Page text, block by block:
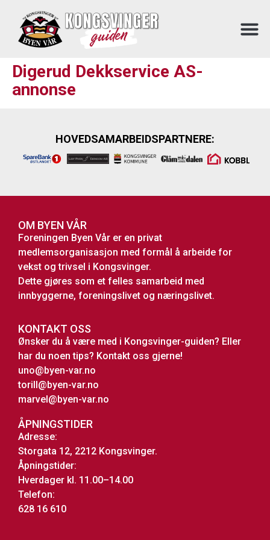
Digerud Dekkservice AS-
annonse
HOVEDSAMARBEIDSPARTNERE:
OM BYEN VÅR
Foreningen Byen Vår er en privat
medlemsorganisasjon med formål å arbeide for
vekst og trivsel i Kongsvinger.
Dette gjøres som et felles samarbeid med
innbyggerne, foreningslivet og næringslivet.
KONTAKT OSS
Ønsker du å være med i Kongsvinger-guiden? Eller
har du noen tips? Kontakt oss gjerne!
uno@byen-var.no
torill@byen-var.no
marvel@byen-var.no
ÅPNINGSTIDER
Adresse:
Storgata 12, 2212 Kongsvinger.
Åpningstider:
Hverdager kl. 11.00–14.00
Telefon:
628 16 610